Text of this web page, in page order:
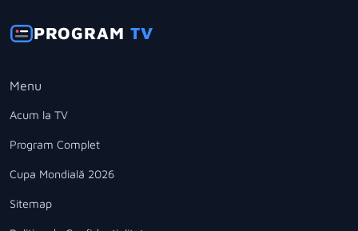
PROGRAMTV
Menu
Acum la TV
Program Complet
Cupa Mondială 2026
Sitemap